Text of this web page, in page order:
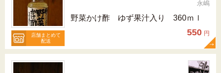
店舗まとめて
配送
永嶋
野菜かけ酢 ゆず果汁入り 360ｍｌ
550 円